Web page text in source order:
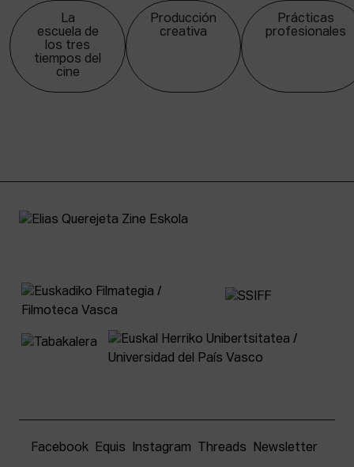
La
escuela de
los tres
tiempos del
cine
Producción
creativa
Prácticas
profesionales
Facebook Equis Instagram Threads Newsletter